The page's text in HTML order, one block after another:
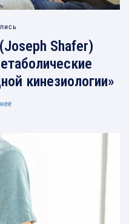
Shafer)
кинезиологии»